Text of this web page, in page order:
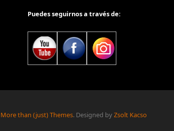
Puedes seguirnos a través de:
More than (just) Themes. Designed byZsolt Kacso